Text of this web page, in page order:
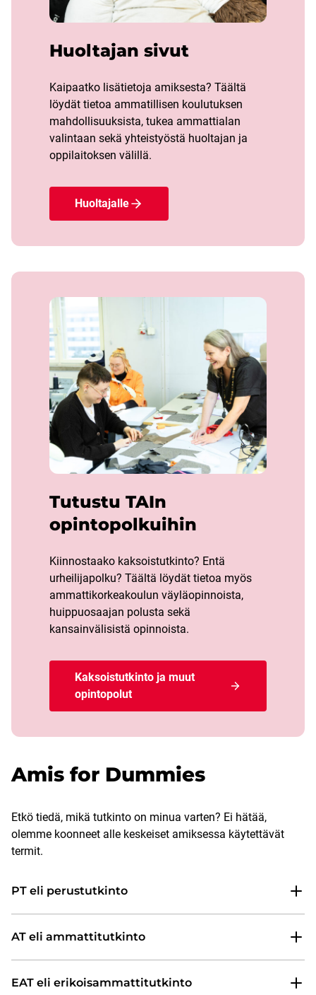
Huoltajan sivut
Kaipaatko lisätietoja amiksesta? Täältä
löydät tietoa ammatillisen koulutuksen
mahdollisuuksista, tukea ammattialan
valintaan sekä yhteistyöstä huoltajan ja
oppilaitoksen välillä.
Huoltajalle
Tutustu TAIn
opintopolkuihin
Kiinnostaako kaksoistutkinto? Entä
urheilijapolku? Täältä löydät tietoa myös
ammattikorkeakoulun väyläopinnoista,
huippuosaajan polusta sekä
kansainvälisistä opinnoista.
Kaksoistutkinto ja muut
opintopolut
Amis for Dummies
Etkö tiedä, mikä tutkinto on minua varten? Ei hätää,
olemme koonneet alle keskeiset amiksessa käytettävät
termit.
PT eli perustutkinto
AT eli ammattitutkinto
EAT eli erikoisammattitutkinto